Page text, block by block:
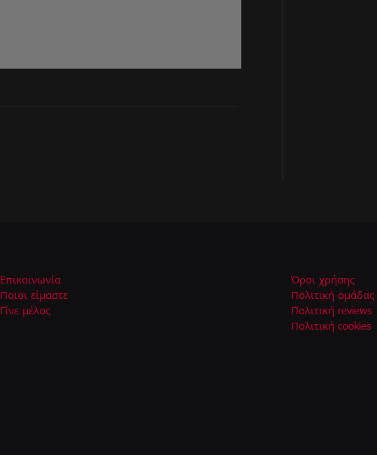
Επικοινωνία
Ποιοι είμαστε
Γίνε μέλος
Όροι χρήσης
Πολιτική ομάδας
Πολιτική reviews
Πολιτική cookies